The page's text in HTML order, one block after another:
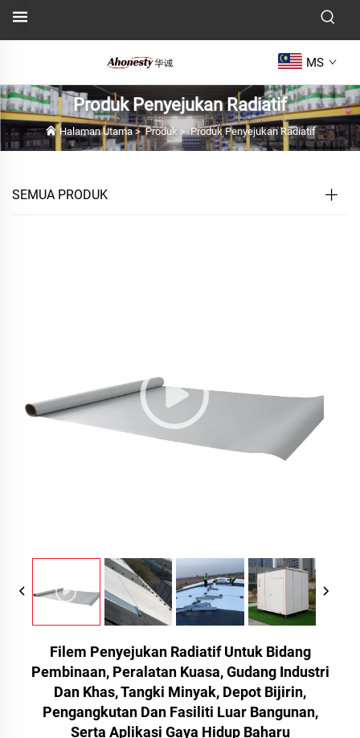
MS
Produk Penyejukan Radiatif
Halaman Utama>Produk>Produk Penyejukan Radiatif
SEMUA PRODUK
Filem Penyejukan Radiatif Untuk Bidang
Pembinaan, Peralatan Kuasa, Gudang Industri
Dan Khas, Tangki Minyak, Depot Bijirin,
Pengangkutan Dan Fasiliti Luar Bangunan,
Serta Aplikasi Gaya Hidup Baharu